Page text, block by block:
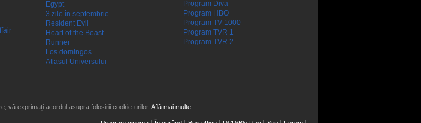
Egypt
3 zile în septembrie
Resident Evil
Heart of the Beast
Runner
Los domingos
Atlasul Universului
Program Diva
Program HBO
Program TV 1000
Program TVR 1
Program TVR 2
vă exprimați acordul asupra folosirii cookie-urilor. Află mai multe